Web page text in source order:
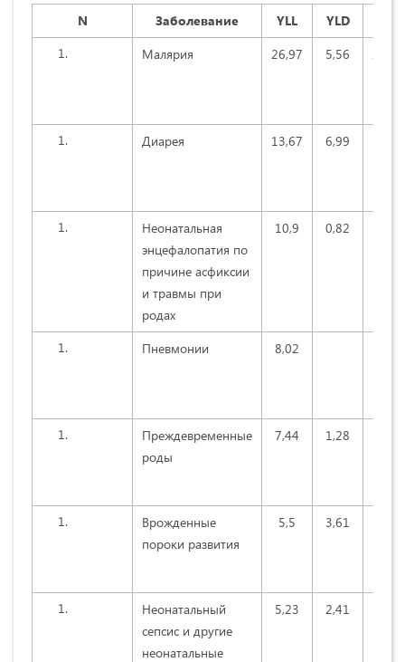
N Заболевание YLL YLD
Малярия
26,97 5,56 26,18
Диарея 13,67 6,99
Неонатальная
энцефалопатия по
причине асфиксии
и травмы при
родах
10,9 0,82
Пневмонии 8,02
Преждевременные
роды
7,44 1,28
Врожденные
пороки развития
5,5 3,61
Неонатальный
сепсис и другие
неонатальные
5,23 2,41